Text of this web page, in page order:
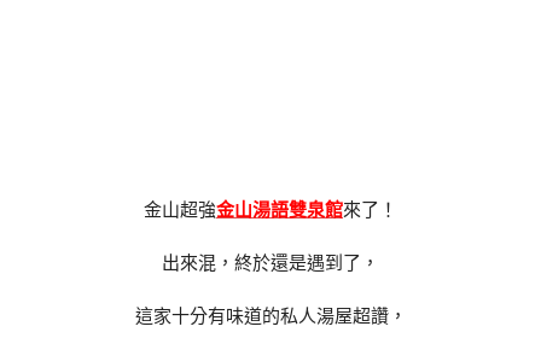
金山超強金山湯語雙泉館來了！
出來混，終於還是遇到了，
這家十分有味道的私人湯屋超讚，